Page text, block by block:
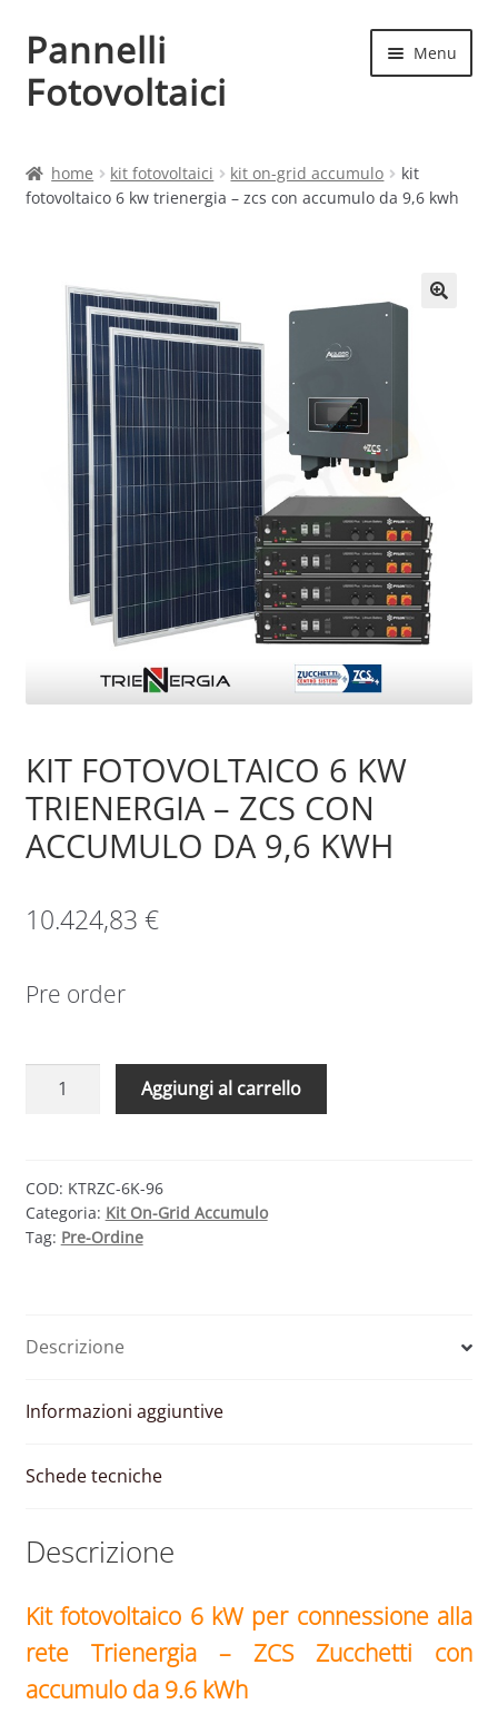
Vai
alla
navigazione
Vai
al
contenuto
Pannelli
Fotovoltaici
Menu
Cart
Chi siamo
Contatti
My account
Produttori
Sample Page
home kit fotovoltaici kit on-grid accumulo
kit
fotovoltaico 6 kw trienergia – zcs con accumulo da 9,6 kwh
KIT FOTOVOLTAICO 6 KW
TRIENERGIA – ZCS CON
ACCUMULO DA 9,6 KWH
10.424,83 €
Pre order
FOTOVOLTAICO
TRIENERGIA
–
ZCS
9,6
quantità
Aggiungi al carrello
COD: KTRZC-6K-96
Categoria: Kit On-Grid Accumulo
Tag: Pre-Ordine
Descrizione
Informazioni aggiuntive
Schede tecniche
Descrizione
Kit fotovoltaico 6 kW per connessione alla
rete Trienergia – ZCS Zucchetti con
accumulo da 9.6 kWh